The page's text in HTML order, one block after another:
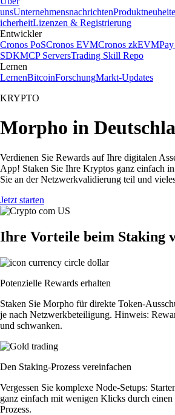
unsUnternehmensnachrichten
icherheitLizenzen & Registrierung
Entwickler
Cronos PoSCronos EVMCronos zkEVM
SDKMCP ServersTrading Skill Repo
Lernen
LernenBitcoinForschungMarkt-Updates
KRYPTO
Morpho in
Verdienen Sie Rewards auf Ihre digitalen
App! Staken Sie Ihre Kryptos ganz einfach
Sie an der Netzwerkvalidierung teil und
Jetzt starten
Ihre Vorteile beim Staking
Potenzielle Rewards erhalten
Staken Sie Morpho für direkte Token-
je nach Netzwerkbeteiligung. Hinweis:
und schwanken.
Den Staking-Prozess vereinfachen
Vergessen Sie komplexe Node-Setups:
ganz einfach mit wenigen Klicks durch
Prozess.